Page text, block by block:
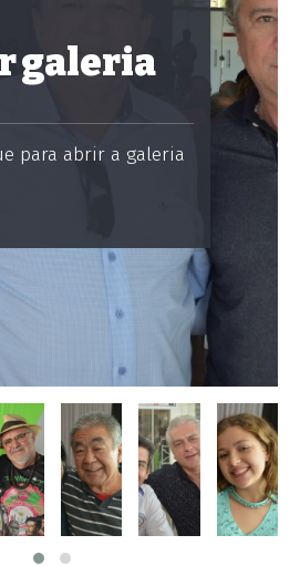
galeria
para abrir a galeria